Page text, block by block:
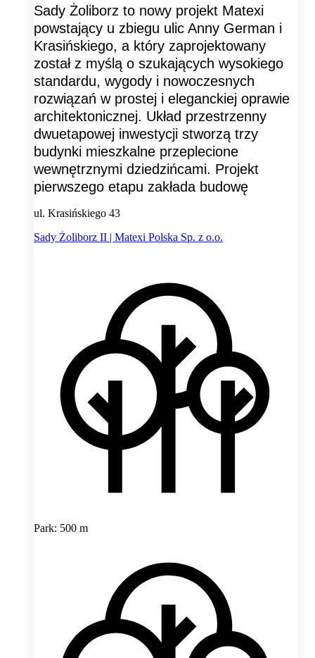
Sady Żoliborz to nowy projekt Matexi
powstający u zbiegu ulic Anny German i
Krasińskiego, a który zaprojektowany
został z myślą o szukających wysokiego
standardu, wygody i nowoczesnych
rozwiązań w prostej i eleganckiej oprawie
architektonicznej. Układ przestrzenny
dwuetapowej inwestycji stworzą trzy
budynki mieszkalne przeplecione
wewnętrznymi dziedzińcami. Projekt
pierwszego etapu zakłada budowę
ul. Krasińskiego 43
Sady Żoliborz II | Matexi Polska Sp. z o.o.
Park: 500 m